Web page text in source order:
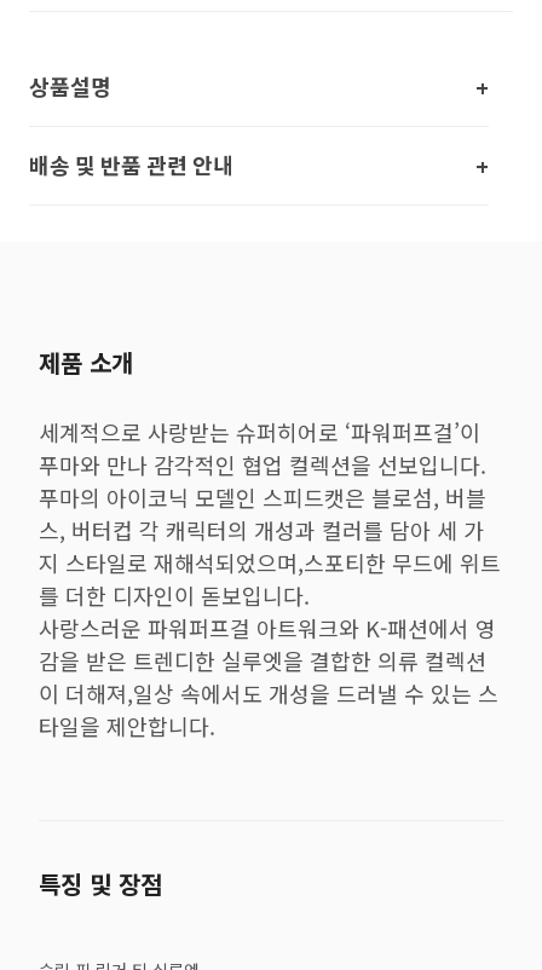
상품설명
배송 및 반품 관련 안내
제품 소개
세계적으로 사랑받는 슈퍼히어로 ‘파워퍼프걸’이
푸마와 만나 감각적인 협업 컬렉션을 선보입니다.
푸마의 아이코닉 모델인 스피드캣은 블로섬, 버블
스, 버터컵 각 캐릭터의 개성과 컬러를 담아 세 가
지 스타일로 재해석되었으며,스포티한 무드에 위트
를 더한 디자인이 돋보입니다.
사랑스러운 파워퍼프걸 아트워크와 K-패션에서 영
감을 받은 트렌디한 실루엣을 결합한 의류 컬렉션
이 더해져,일상 속에서도 개성을 드러낼 수 있는 스
타일을 제안합니다.
특징 및 장점